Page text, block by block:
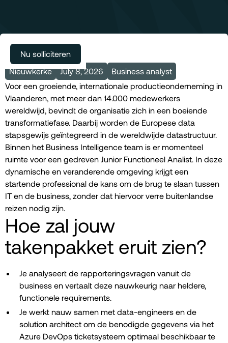
Meer vacatures
Nieuwkerke July 8, 2026
Business analyst
Voor een groeiende, internationale productieonderneming in
Vlaanderen, met meer dan 14.000 medewerkers
wereldwijd, bevindt de organisatie zich in een boeiende
transformatiefase. Daarbij worden de Europese data
stapsgewijs geïntegreerd in de wereldwijde datastructuur.
Binnen het Business Intelligence team is er momenteel
ruimte voor een gedreven Junior Functioneel Analist. In deze
dynamische en veranderende omgeving krijgt een
startende professional de kans om de brug te slaan tussen
IT en de business, zonder dat hiervoor verre buitenlandse
reizen nodig zijn.
Hoe zal jouw
takenpakket eruit zien?
Je analyseert de rapporteringsvragen vanuit de
business en vertaalt deze nauwkeurig naar heldere,
functionele requirements.
Je werkt nauw samen met data-engineers en de
solution architect om de benodigde gegevens via het
Azure DevOps ticketsysteem optimaal beschikbaar te
Nu solliciteren